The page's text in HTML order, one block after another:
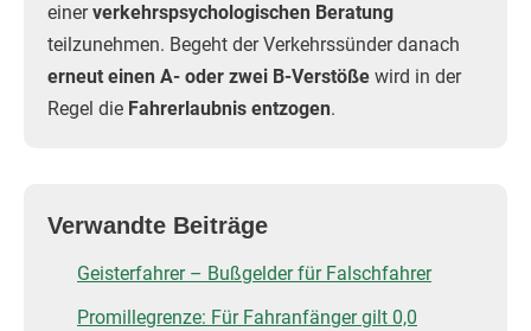
einerverkehrspsychologischen Beratung
teilzunehmen. Begeht der Verkehrssünder danach
erneut einen A- oder zwei B-Verstöße wird in der
Regel die Fahrerlaubnis entzogen.
Verwandte Beiträge
Geisterfahrer – Bußgelder für Falschfahrer
Promillegrenze: Für Fahranfänger gilt 0,0